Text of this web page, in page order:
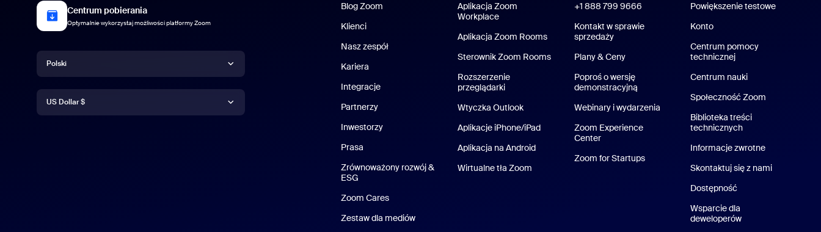
Centrum pobierania
Optymalnie wykorzystaj możliwości platformy Zoom
Język
Polski
Deutsch
Waluta
US Dollar $
Blog Zoom
Klienci
Nasz zespół
Kariera
Integracje
Partnerzy
Inwestorzy
Prasa
Zrównoważony rozwój &
ESG
Zoom Cares
Zestaw dla mediów
Aplikacja Zoom
WorkplaceAplikacja Zoom Workplace
Aplikacja Zoom RoomsAplikacja Zoom Rooms
Sterownik Zoom Rooms
Rozszerzenie
przeglądarki
Wtyczka Outlook
Aplikacje iPhone/iPadAplikacje iPhone/iPad
Aplikacja na AndroidAplikacja na Android
Wirtualne tła Zoom
+1 888 799 9666 Kliknij, aby zadzwonić
Kontakt w sprawie
sprzedaży
Plany & CenyPlany i cennik
Poproś o wersję
demonstracyjną
Webinary i wydarzenia
Zoom Experience
CenterZoom Experience Center
Zoom for StartupsZoom for Startups
Powiększenie testowe
Konto
Centrum pomocy
technicznej
Centrum nauki
Społeczność Zoom
Biblioteka treści
technicznych
Informacje zwrotne
Skontaktuj się z nami
Dostępność
Wsparcie dla
deweloperów